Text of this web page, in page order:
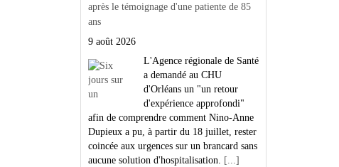
après le témoignage d'une patiente de 85
ans
9 août 2026
L'Agence régionale de Santé
a demandé au CHU
d'Orléans un "un retour
d'expérience approfondi"
afin de comprendre comment Nino-Anne
Dupieux a pu, à partir du 18 juillet, rester
coincée aux urgences sur un brancard sans
aucune solution d'hospitalisation.
[...]